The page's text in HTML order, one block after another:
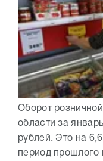
Оборот
области за
рублей. Это на
период прошлого